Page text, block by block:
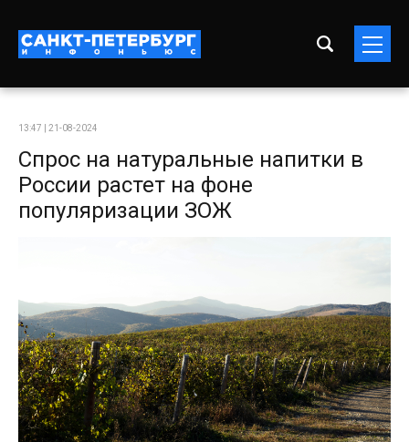
13:47 | 21-08-2024
Спрос на натуральные напитки в
России растет на фоне
популяризации ЗОЖ